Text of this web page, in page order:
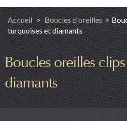
Accueil > Boucles d'oreilles >
turquoises et diamants
Boucles oreilles
diamants